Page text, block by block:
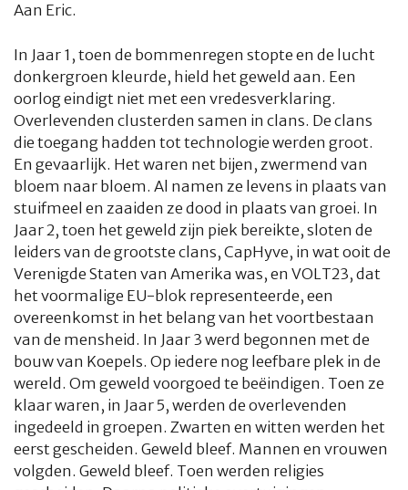
Aan Eric.
In Jaar 1, toen de bommenregen stopte en de lucht
donkergroen kleurde, hield het geweld aan. Een
oorlog eindigt niet met een vredesverklaring.
Overlevenden clusterden samen in clans. De clans
die toegang hadden tot technologie werden groot.
En gevaarlijk. Het waren net bijen, zwermend van
bloem naar bloem. Al namen ze levens in plaats van
stuifmeel en zaaiden ze dood in plaats van groei. In
Jaar 2, toen het geweld zijn piek bereikte, sloten de
leiders van de grootste clans, CapHyve, in wat ooit de
Verenigde Staten van Amerika was, en VOLT23, dat
het voormalige EU-blok representeerde, een
overeenkomst in het belang van het voortbestaan
van de mensheid. In Jaar 3 werd begonnen met de
bouw van Koepels. Op iedere nog leefbare plek in de
wereld. Om geweld voorgoed te beëindigen. Toen ze
klaar waren, in Jaar 5, werden de overlevenden
ingedeeld in groepen. Zwarten en witten werden het
eerst gescheiden. Geweld bleef. Mannen en vrouwen
volgden. Geweld bleef. Toen werden religies